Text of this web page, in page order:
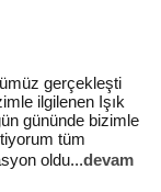
gerçekleşti
ilgilenen Işık
gününde bizimle
tüm
oldu...devam